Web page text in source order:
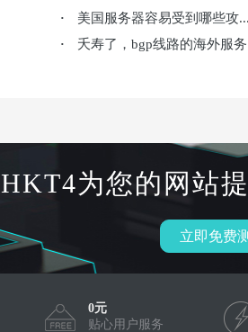
· 美国服务器容易受到哪些攻...
· 夭寿了，bgp线路的海外服
HKT4为您的网站
立即免费
0元
贴心用户服务